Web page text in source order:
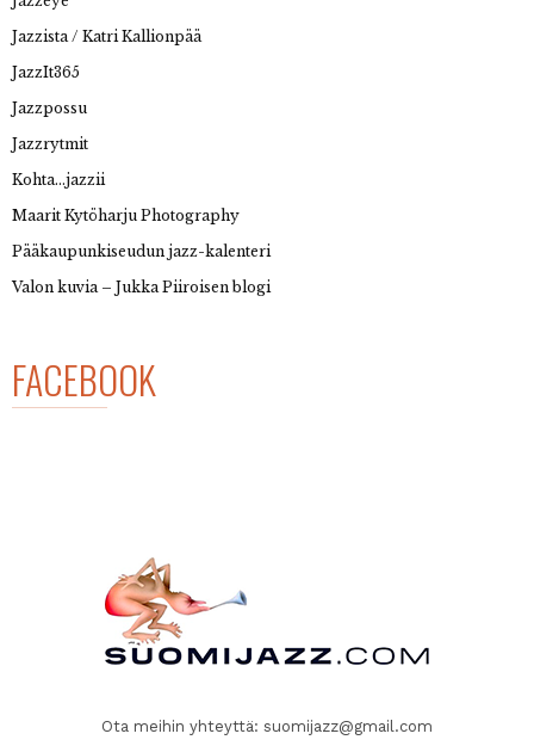
Jazzista / Katri Kallionpää
JazzIt365
Jazzpossu
Jazzrytmit
Kohta…jazzii
Maarit Kytöharju Photography
Pääkaupunkiseudun jazz-kalenteri
Valon kuvia – Jukka Piiroisen blogi
FACEBOOK
Ota meihin yhteyttä: suomijazz@gmail.com